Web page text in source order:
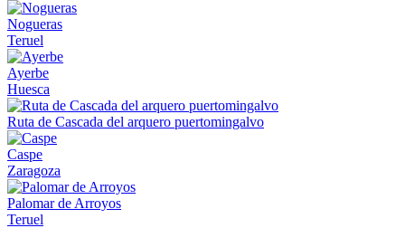
Nogueras
Teruel
Ayerbe
Huesca
Ruta de Cascada del arquero puertomingalvo
Caspe
Zaragoza
Palomar de Arroyos
Teruel